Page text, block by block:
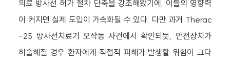
의료 방사선 허가 절차 단축을 강조해왔기에, 이들의 영향력
이 커지면 실제 도입이 가속화될 수 있다. 다만 과거 Therac
-25 방사선치료기 오작동 사건에서 확인되듯, 안전장치가
허술해질 경우 환자에게 직접적 피해가 발생할 위험이 크다